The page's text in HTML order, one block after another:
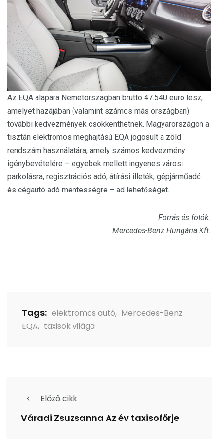
Az EQA alapára Németországban bruttó 47.540 euró lesz,
amelyet hazájában (valamint számos más országban)
további kedvezmények csökkenthetnek. Magyarországon a
tisztán elektromos meghajtású EQA jogosult a zöld
rendszám használatára, amely számos kedvezmény
igénybevételére – egyebek mellett ingyenes városi
parkolásra, regisztrációs adó, átírási illeték, gépjárműadó
és cégautó adó mentességre – ad lehetőséget.
Forrás és fotók:
Mercedes-Benz Hungária Kft.
Tags: elektromos autó, Mercedes-Benz
EQA, taxisok világa
Előző cikk
Váradi Zsuzsanna Az év taxisofőrje